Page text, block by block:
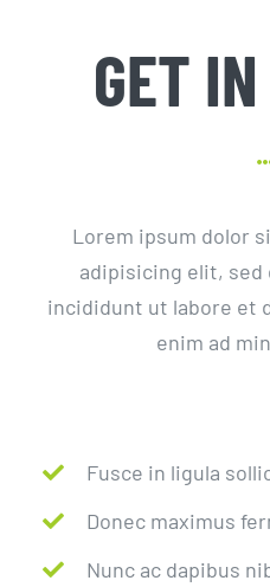
GET
Lorem ipsum dolor
adipisicing elit, sed
incididunt ut labore et
enim ad
Fusce in ligula
Donec maximus
Nunc ac dapibus